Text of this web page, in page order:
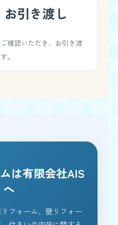
引き渡し
確認いただき、お引き渡
。
は有限会社AIS
へ
フォーム、壁リフォー